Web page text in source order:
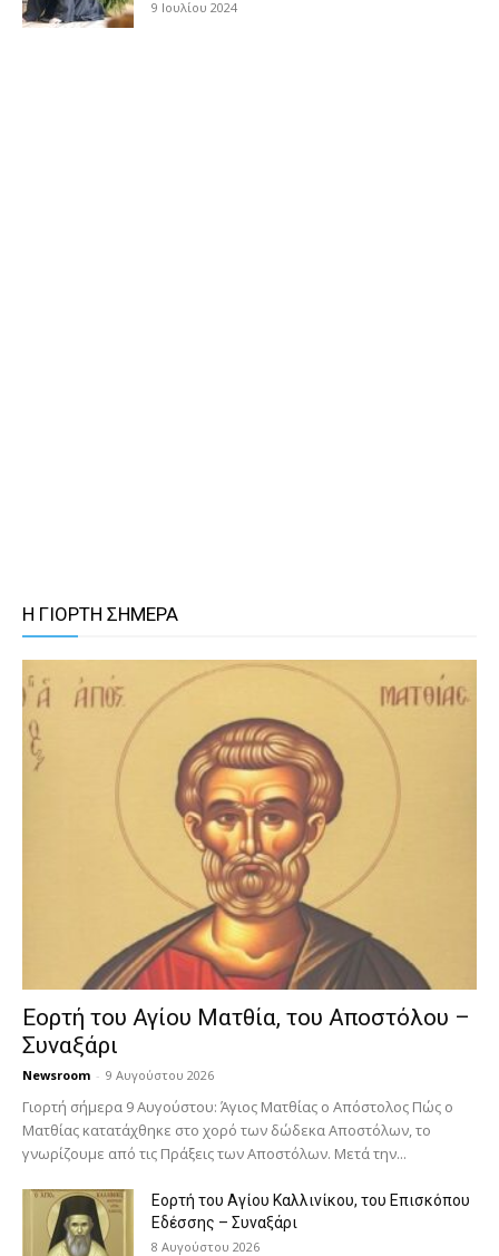
9 Ιουλίου 2024
Η ΓΙΟΡΤΗ ΣΗΜΕΡΑ
Εορτή του Αγίου Ματθία, του Αποστόλου –
Συναξάρι
Newsroom - 9 Αυγούστου 2026
Γιορτή σήμερα 9 Αυγούστου: Άγιος Ματθίας ο Απόστολος Πώς ο
Ματθίας κατατάχθηκε στο χορό των δώδεκα Αποστόλων, το
γνωρίζουμε από τις Πράξεις των Αποστόλων. Μετά την...
Εορτή του Αγίου Καλλινίκου, του Επισκόπου
Εδέσσης – Συναξάρι
8 Αυγούστου 2026